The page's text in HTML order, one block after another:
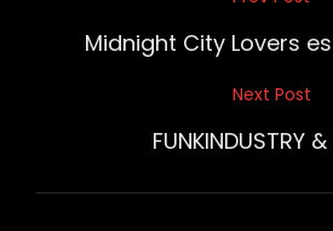
Midnight City Lovers
Next Post
FUNKINDUSTRY &